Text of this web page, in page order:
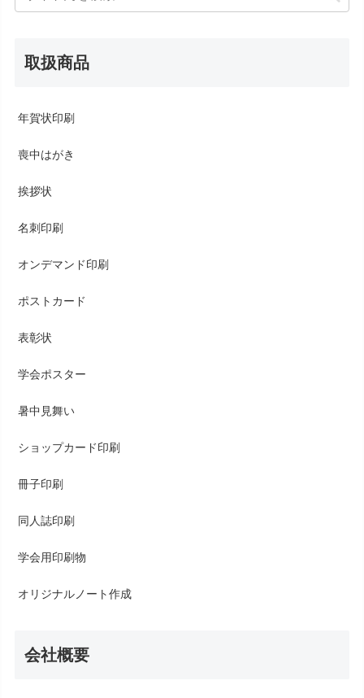
取扱商品
年賀状印刷
喪中はがき
挨拶状
名刺印刷
オンデマンド印刷
ポストカード
表彰状
学会ポスター
暑中見舞い
ショップカード印刷
冊子印刷
同人誌印刷
学会用印刷物
オリジナルノート作成
会社概要